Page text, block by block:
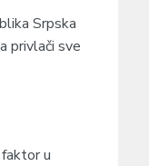
Srpska
privlači sve
u